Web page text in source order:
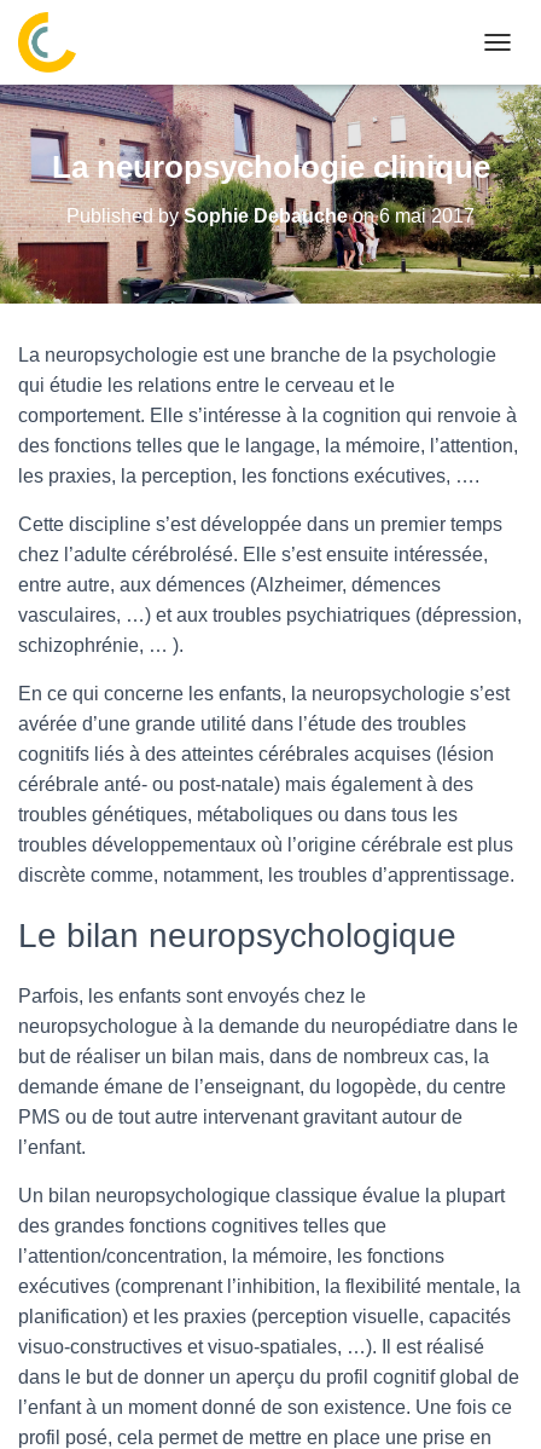
La neuropsychologie clinique
Published bySophie Debaucheon6 mai 2017
La neuropsychologie est une branche de la psychologie
qui étudie les relations entre le cerveau et le
comportement. Elle s’intéresse à la cognition qui renvoie à
des fonctions telles que le langage, la mémoire, l’attention,
les praxies, la perception, les fonctions exécutives, ….
Cette discipline s’est développée dans un premier temps
chez l’adulte cérébrolésé. Elle s’est ensuite intéressée,
entre autre, aux démences (Alzheimer, démences
vasculaires, …) et aux troubles psychiatriques (dépression,
schizophrénie, … ).
En ce qui concerne les enfants, la neuropsychologie s’est
avérée d’une grande utilité dans l’étude des troubles
cognitifs liés à des atteintes cérébrales acquises (lésion
cérébrale anté- ou post-natale) mais également à des
troubles génétiques, métaboliques ou dans tous les
troubles développementaux où l’origine cérébrale est plus
discrète comme, notamment, les troubles d’apprentissage.
Le bilan neuropsychologique
Parfois, les enfants sont envoyés chez le
neuropsychologue à la demande du neuropédiatre dans le
but de réaliser un bilan mais, dans de nombreux cas, la
demande émane de l’enseignant, du logopède, du centre
PMS ou de tout autre intervenant gravitant autour de
l’enfant.
Un bilan neuropsychologique classique évalue la plupart
des grandes fonctions cognitives telles que
l’attention/concentration, la mémoire, les fonctions
exécutives (comprenant l’inhibition, la flexibilité mentale, la
planification) et les praxies (perception visuelle, capacités
visuo-constructives et visuo-spatiales, …). Il est réalisé
dans le but de donner un aperçu du profil cognitif global de
l’enfant à un moment donné de son existence. Une fois ce
profil posé, cela permet de mettre en place une prise en